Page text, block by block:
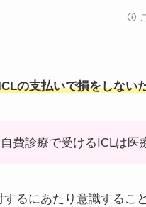
🛈️
の支払いで損をしない
自費診療で受けるICLは医
するにあたり意識すること